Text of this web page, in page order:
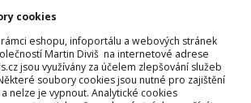
cookies
rámci eshopu, infoportálu a webových stránek
Martin Diviš na internetové adrese
jsou využívány za účelem zlepšování služeb
soubory cookies jsou nutné pro zajištění
nelze je vypnout. Analytické cookies